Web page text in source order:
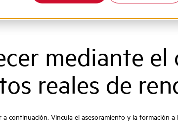
mediante el
reales de
Vincula el asesoramiento y la formación